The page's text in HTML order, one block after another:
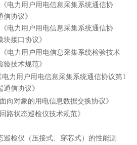
电力用户用电信息采集系统通信协
协议》
电力用户用电信息采集系统通信协
接口协议》
电力用户用电信息采集系统检验技术
技术规范》
电力用户用电信息采集系统通信协议第1
信协议》
向对象的用电信息数据交换协议》
回路状态巡检仪技术规范》
巡检仪（压接式、穿芯式）的性能测